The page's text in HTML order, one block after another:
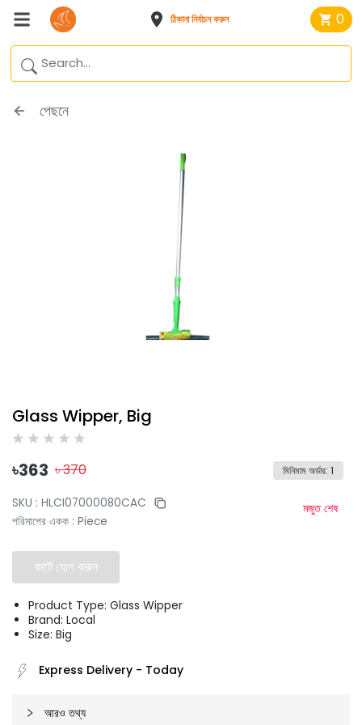
ঠিকানা নির্বাচন করুন 0
পেছনে
Glass Wipper, Big
৳363 ৳370 মিনিমাম অর্ডার: 1
SKU : HLCI07000080CAC
পরিমাপের একক : Piece
মজুত শেষ
কার্টে যোগ করুন
Product Type: Glass Wipper
Brand: Local
Size: Big
Express Delivery - Today
আরও তথ্য